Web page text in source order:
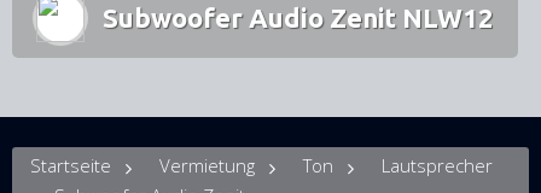
Subwoofer Audio Zenit NLW12
Startseite Vermietung Ton
Lautsprecher